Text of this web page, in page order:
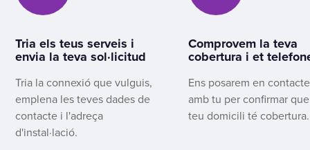
Tria els teus serveis i
envia la teva sol·licitud
Tria la connexió que vulguis,
emplena les teves dades de
contacte i l'adreça
d'instal·lació.
Comprovem la teva
cobertura i et
Ens posarem en contacte
amb tu per confirmar
teu domicili té cobertura.